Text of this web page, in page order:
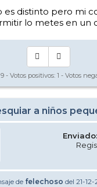
distinto pero mi
lo metes en un
9 - Votos positivos: 1 - Votos
a niños
de felechoso del 21-